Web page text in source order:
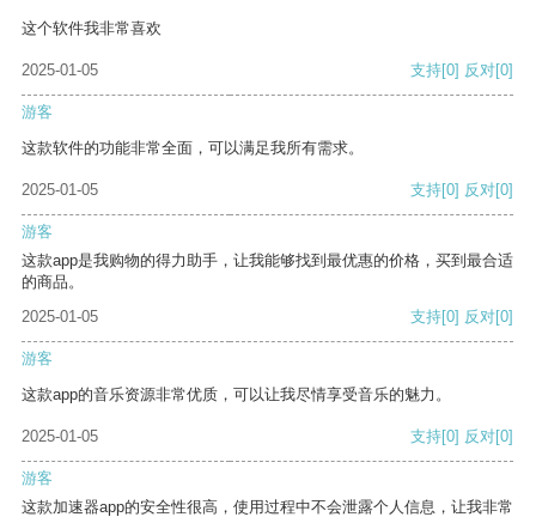
这个软件我非常喜欢
2025-01-05 支持[0] 反对[0]
游客
这款软件的功能非常全面，可以满足我所有需求。
2025-01-05 支持[0] 反对[0]
游客
这款app是我购物的得力助手，让我能够找到最优惠的价格，买到最合适
的商品。
2025-01-05
支持[0] 反对[0]
游客
这款app的音乐资源非常优质，可以让我尽情享受音乐的魅力。
2025-01-05 支持[0] 反对[0]
游客
这款加速器app的安全性很高，使用过程中不会泄露个人信息，让我非常